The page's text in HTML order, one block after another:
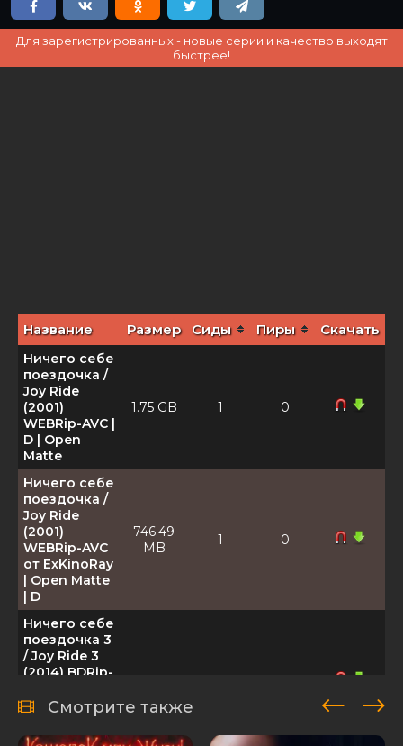
Для зарегистрированных - новые серии и качество выходят
быстрее!
Название Размер Сиды Пиры Скачать
Ничего себе
поездочка /
Joy Ride
(2001)
WEBRip-AVC |
D | Open
Matte
1.75 GB 1 0
Ничего себе
поездочка /
Joy Ride
(2001)
WEBRip-AVC
от ExKinoRay
| Open Matte
| D
746.49
MB
1 0
Ничего себе
поездочка 3
/ Joy Ride 3
(2014) BDRip-
ExKinoRay |
Unrated | P,
L1
Смотрите также